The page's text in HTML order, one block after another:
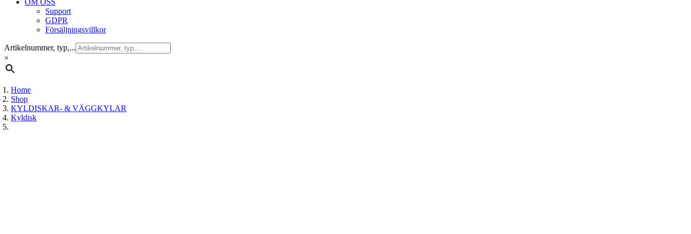
OM OSS
Support
GDPR
Försäljningsvillkor
Artikelnummer, typ,...
×
Home
Shop
KYLDISKAR- & VÄGGKYLAR
Kyldisk